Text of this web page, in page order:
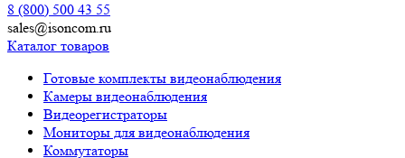
8 (800) 500 43 55
sales@isoncom.ru
Каталог товаров
Готовые комплекты видеонаблюдения
Камеры видеонаблюдения
Видеорегистраторы
Мониторы для видеонаблюдения
Коммутаторы